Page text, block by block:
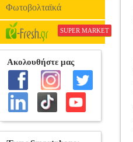
Φωτοβολταϊκά
SUPER MARKET